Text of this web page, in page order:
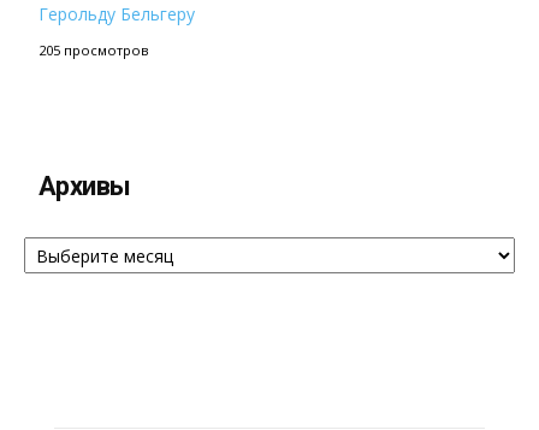
Герольду Бельгеру
205 просмотров
Архивы
Архивы